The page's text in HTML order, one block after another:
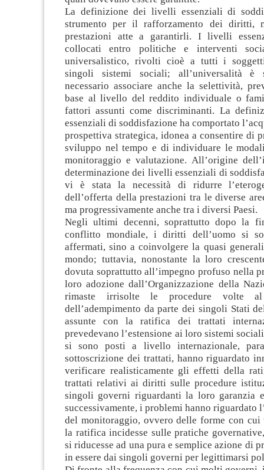
La definizione dei livelli essenziali di
strumento per il rafforzamento dei diritti,
prestazioni atte a garantirli. I livelli
collocati entro politiche e interventi
universalistico, rivolti cioè a tutti i
singoli sistemi sociali; all’universalità è
necessario associare anche la selettività,
base al livello del reddito individuale o
fattori assunti come discriminanti. La
essenziali di soddisfazione ha comportato
prospettiva strategica, idonea a consentire di
sviluppo nel tempo e di individuare le
monitoraggio e valutazione. All’origine
determinazione dei livelli essenziali di
vi è stata la necessità di ridurre
dell’offerta della prestazioni tra le diverse
ma progressivamente anche tra i diversi Paesi.
Negli ultimi decenni, soprattutto dopo la
conflitto mondiale, i diritti dell’uomo si
affermati, sino a coinvolgere la quasi
mondo; tuttavia, nonostante la loro
dovuta soprattutto all’impegno profuso nella
loro adozione dall’Organizzazione della
rimaste irrisolte le procedure volte al
dell’adempimento da parte dei singoli Stati
assunte con la ratifica dei trattati
prevedevano l’estensione ai loro sistemi
si sono posti a livello internazionale,
sottoscrizione dei trattati, hanno riguardato
verificare realisticamente gli effetti della
trattati relativi ai diritti sulle procedure
singoli governi riguardanti la loro garanzia
successivamente, i problemi hanno riguardato
del monitoraggio, ovvero delle forme con cui
la ratifica incidesse sulle pratiche
si riducesse ad una pura e semplice azione di
in essere dai singoli governi per legittimarsi